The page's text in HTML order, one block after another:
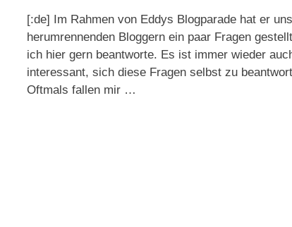
[:de] Im Rahmen von Eddys Blogparade hat er uns
herumrennenden Bloggern ein paar Fragen
ich hier gern beantworte. Es ist immer wieder
interessant, sich diese Fragen selbst zu
Oftmals fallen mir …